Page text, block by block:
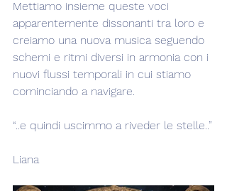
Mettiamo insieme queste voci
apparentemente dissonanti tra loro e
creiamo una nuova musica seguendo
schemi e ritmi diversi in armonia con i
nuovi flussi temporali in cui stiamo
cominciando a navigare.
“..e quindi uscimmo a riveder le stelle..”
Liana